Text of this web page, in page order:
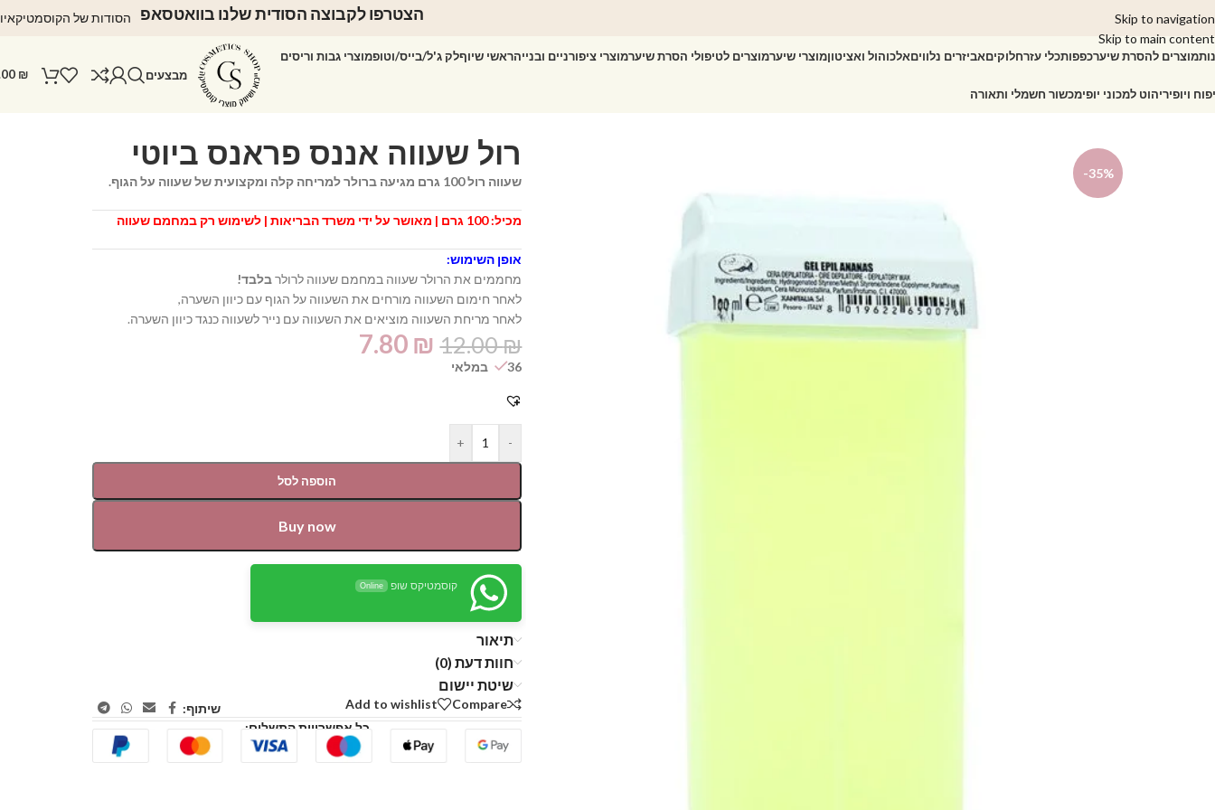
Skip to navigation
Skip to main content
הצטרפו לקבוצה הסודית שלנו בוואטסאפ הסודות של
מוצרים להסרת שיערכפפותכלי עזרחלוקיםאביזרים נלוויםאלכוהול ואציטוןמוצרי שיערמוצרים לטיפולי הסרת שיערמוצרי ציפורניים ובנייהראשי שיוףלק ג'ל/בייס/וטופמוצרי גבות וריסים
ויופיריהוט למכוני יופימכשור חשמלי ותאורה
מבצעים ₪
עמוד הבית/מוצרי שיער/מוצרים להסרת שיער/
-35%
שעווה רול 100 גרם מגיעה ברולר למריחה קלה ומקצועית של שעווה על הגוף.
מכיל: 100 גרם | מאושר על ידי משרד הבריאות | לשימוש רק במחמם שעווה
אופן השימוש:
מחממים את הרולר שעווה במחמם שעווה לרולרבלבד!
לאחר חימום השעווה מורחים את השעווה על הגוף עם כיוון השערה,
לאחר מריחת השעווה מוציאים את השעווה עם נייר לשעווה כנגד כיוון השערה.
12.00₪
7.80 ₪
36 במלאי
-
+
הוספה לסל
Buy now
קוסמטיקס שופ Online
תיאור
חוות דעת (0)
שיטת יישום
Compare
Add to wishlist
שיתוף:
כל אפשרויות התשלום: